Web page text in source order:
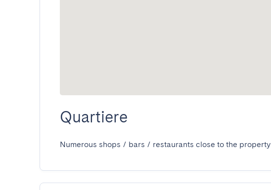
Quartiere
Numerous shops / bars / restaurants close to the property